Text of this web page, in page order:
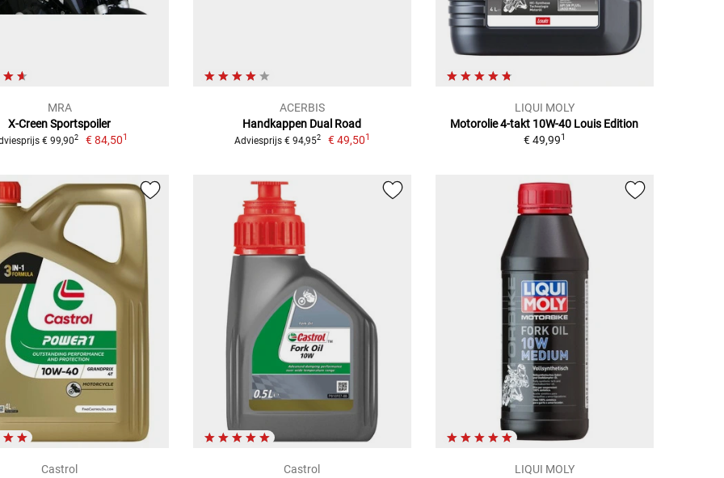
MRA
X-Creen Sportspoiler
€ 99,902 € 84,501
ACERBIS
Handkappen Dual Road
Adviesprijs € 94,952 € 49,501
LIQUI MOLY
Motorolie 4-takt 10W-40 Louis Edition
€ 49,991
Castrol
Castrol
LIQUI MOLY